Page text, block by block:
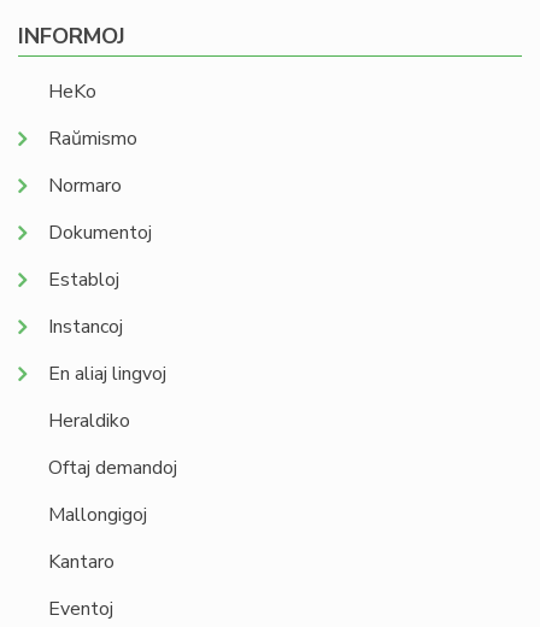
INFORMOJ
HeKo
Raŭmismo
Normaro
Dokumentoj
Establoj
Instancoj
En aliaj lingvoj
Heraldiko
Oftaj demandoj
Mallongigoj
Kantaro
Eventoj